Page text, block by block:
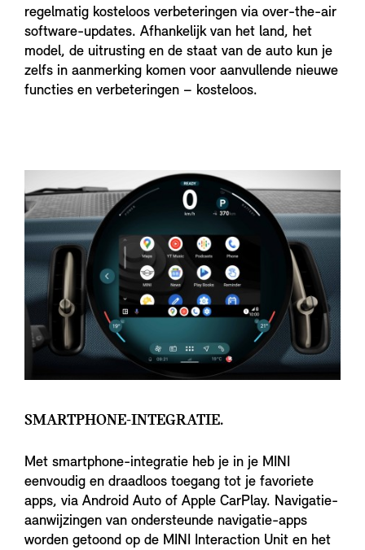
regelmatig kosteloos verbeteringen via over-the-air
software-updates. Afhankelijk van het land, het
model, de uitrusting en de staat van de auto kun je
zelfs in aanmerking komen voor aanvullende nieuwe
functies en verbeteringen – kosteloos.
SMARTPHONE-INTEGRATIE.
Met smartphone-integratie heb je in je MINI
eenvoudig en draadloos toegang tot je favoriete
apps, via Android Auto of Apple CarPlay. Navigatie-
aanwijzingen van ondersteunde navigatie-apps
worden getoond op de MINI Interaction Unit en het